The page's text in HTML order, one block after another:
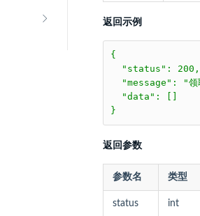
返回示例
{
  "status": 200,
"message": "领
  "data": []
}
返回参数
参数名 类型
status int